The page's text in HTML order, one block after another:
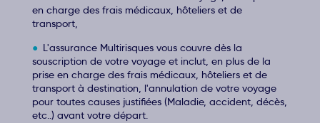
en charge des frais médicaux, hôteliers et de
transport,
L'assurance Multirisques vous couvre dès la
souscription de votre voyage et inclut, en plus de la
prise en charge des frais médicaux, hôteliers et de
transport à destination, l'annulation de votre voyage
pour toutes causes justifiées (Maladie, accident, décès,
etc..) avant votre départ.